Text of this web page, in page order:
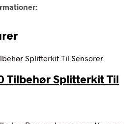
Tilbehør Splitterkit Til